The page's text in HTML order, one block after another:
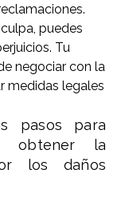
puedes
Tu
negociar con la
medidas legales
pasos para
obtener la
los daños